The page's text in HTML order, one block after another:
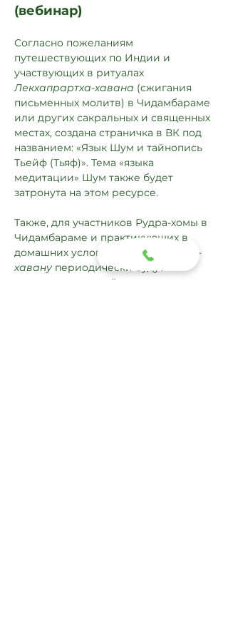
(вебинар)
Согласно пожеланиям
путешествующих по Индии и
участвующих в ритуалах
Лекхапрартха-хавана (сжигания
письменных молитв) в Чидамбараме
или других сакральных и священных
местах, создана страничка в ВК под
названием: «Язык Шум и тайнопись
Тьейф (Тьяф)». Тема «языка
медитации» Шум также будет
затронута на этом ресурсе.
Также, для участников Рудра-хомы в
Чидамбараме и практикующих в
домашних условиях
лекхапрартха-
хавану периодически будут
проводиться онлайн-уроки